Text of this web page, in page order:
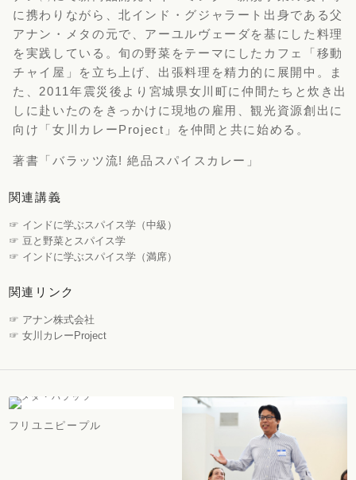
に携わりながら、北インド・グジャラート出身である父
アナン・メタの元で、アーユルヴェーダを基にした料理
を実践している。旬の野菜をテーマにしたカフェ「移動
チャイ屋」を立ち上げ、出張料理を精力的に展開中。ま
た、2011年震災後より宮城県女川町に仲間たちと炊き出
しに赴いたのをきっかけに現地の雇用、観光資源創出に
向け「女川カレーProject」を仲間と共に始める。
著書「バラッツ流! 絶品スパイスカレー」
関連講義
☞ インドに学ぶスパイス学（中級）
☞ 豆と野菜とスパイス学
☞ インドに学ぶスパイス学（満席）
関連リンク
☞ アナン株式会社
☞ 女川カレーProject
フリユニピープル